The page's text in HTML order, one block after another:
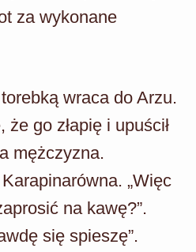
za wykonane
wraca do Arzu.
że go złapię i upuścił
mężczyzna.
„Więc
na kawę?”.
się spieszę”.